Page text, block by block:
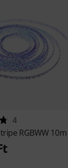
4
RGBWW 10m